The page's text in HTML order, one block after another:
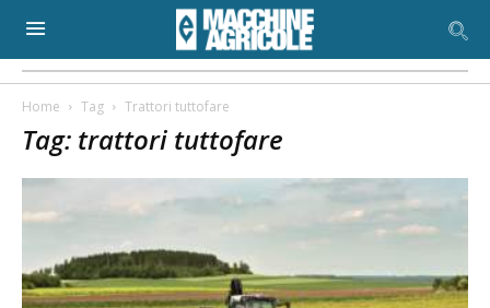
Home Tag Trattori tuttofare
Tag: trattori tuttofare